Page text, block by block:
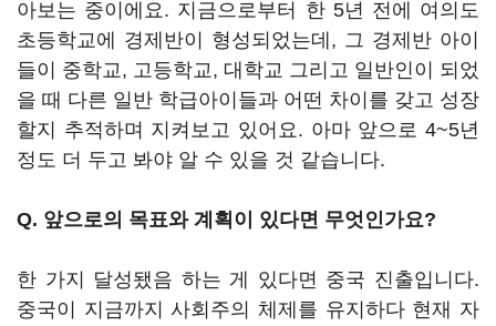
아보는 중이에요. 지금으로부터 한 5년 전에 여의도
초등학교에 경제반이 형성되었는데, 그 경제반 아이
들이 중학교, 고등학교, 대학교 그리고 일반인이 되었
을 때 다른 일반 학급아이들과 어떤 차이를 갖고 성장
할지 추적하며 지켜보고 있어요. 아마 앞으로 4~5년
정도 더 두고 봐야 알 수 있을 것 같습니다.
Q. 앞으로의 목표와 계획이 있다면 무엇인가요?
한 가지 달성됐음 하는 게 있다면 중국 진출입니다.
중국이 지금까지 사회주의 체제를 유지하다 현재 자